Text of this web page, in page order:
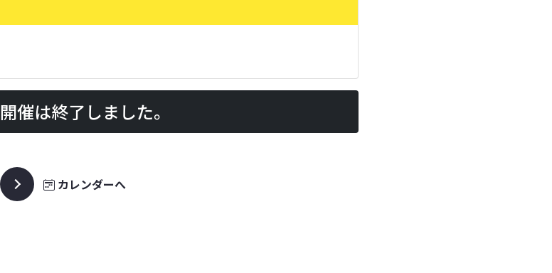
開催は終了しました。
カレンダーへ